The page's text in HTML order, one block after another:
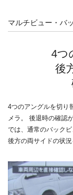
マルチビュー・バ
4つ
後
4つのアングルを切り
メラ。 後退時の確認
では、通常のバック
後方の両サイドの状況